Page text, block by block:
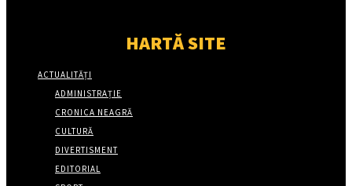
HARTĂ SITE
ACTUALITĂȚI
ADMINISTRAȚIE
CRONICA NEAGRĂ
CULTURĂ
DIVERTISMENT
EDITORIAL